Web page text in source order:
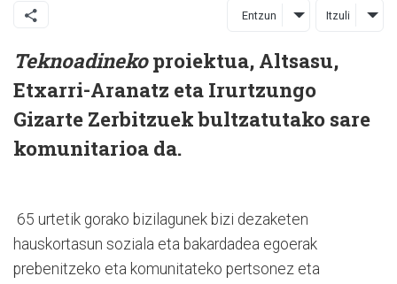
Entzun Itzuli
Teknoadinekoproiektua, Altsasu,
Etxarri-Aranatz eta Irurtzungo
Gizarte Zerbitzuek bultzatutako sare
komunitarioa da.
65 urtetik gorako bizilagunek bizi dezaketen
hauskortasun soziala eta bakardadea egoerak
prebenitzeko eta komunitateko pertsonez eta